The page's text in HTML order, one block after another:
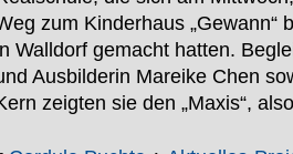
zum Kinderhaus „Gewann“
Walldorf gemacht hatten.
Ausbilderin Mareike Chen
zeigten sie den „Maxis“,